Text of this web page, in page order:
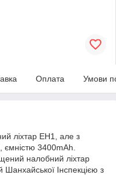
Оплата Умови
ліхтар EH1, але з
ємністю 3400mAh.
налобний ліхтар
Шанхайської Інспекцією з